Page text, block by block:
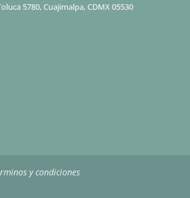
5780, Cuajimalpa, CDMX 05530
y condiciones